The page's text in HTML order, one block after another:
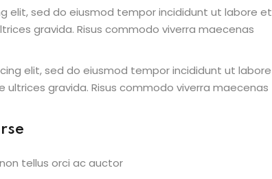
elit, sed do eiusmod tempor incididunt ut labore et
gravida. Risus commodo viverra maecenas
elit, sed do eiusmod tempor incididunt ut labore
gravida. Risus commodo viverra maecenas
tellus orci ac auctor